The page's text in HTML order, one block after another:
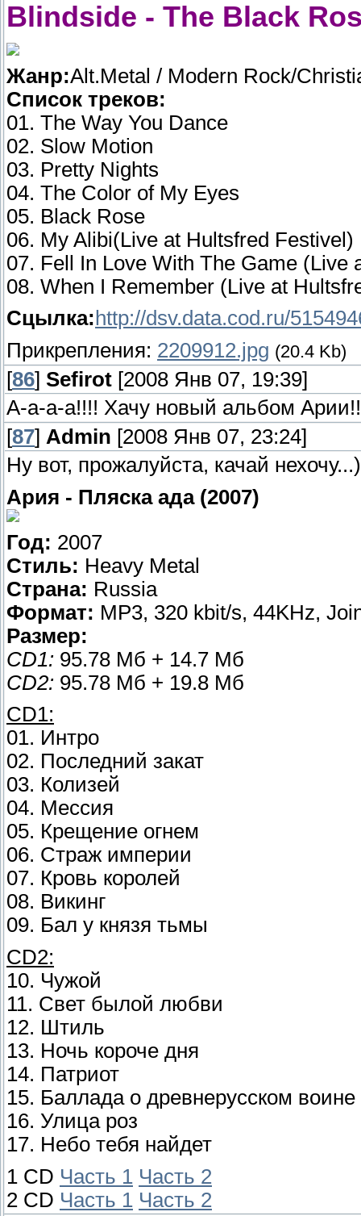
Blindside - The Black
Жанр:Alt.Metal / Modern Rock/
Список треков:
01. The Way You Dance
02. Slow Motion
03. Pretty Nights
04. The Color of My Eyes
05. Black Rose
06. My Alibi(Live at Hultsfred Festivel)
07. Fell In Love With The Game (Live
08. When I Remember (Live at
Сцылка: http://dsv.data.cod.ru/
Прикрепления: 2209912.jpg (20.4 Kb)
[86] Sefirot [2008 Янв 07, 19:39]
А-а-а-а!!!! Хачу новый альбом
[87] Admin [2008 Янв 07, 23:24]
Ну вот, прожалуйста, качай
Ария - Пляска ада (2007)
Год: 2007
Стиль: Heavy Metal
Страна: Russia
Формат: MP3, 320 kbit/s, 44KHz,
Размер:
CD1: 95.78 Мб + 14.7 Мб
CD2: 95.78 Мб + 19.8 Мб
CD1:
01. Интро
02. Последний закат
03. Колизей
04. Мессия
05. Крещение огнем
06. Страж империи
07. Кровь королей
08. Викинг
09. Бал у князя тьмы
CD2:
10. Чужой
11. Свет былой любви
12. Штиль
13. Ночь короче дня
14. Патриот
15. Баллада о древнерусском воине
16. Улица роз
17. Небо тебя найдет
1 CD Часть 1 Часть 2
2 CD Часть 1 Часть 2